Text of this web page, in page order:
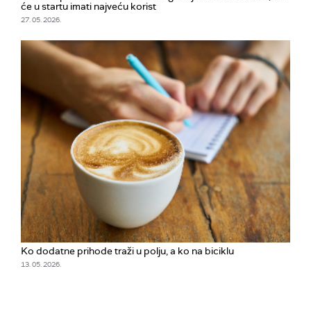
će u startu imati najveću korist
27. 05. 2026.
Ko dodatne prihode traži u polju, a ko na biciklu
13. 05. 2026.